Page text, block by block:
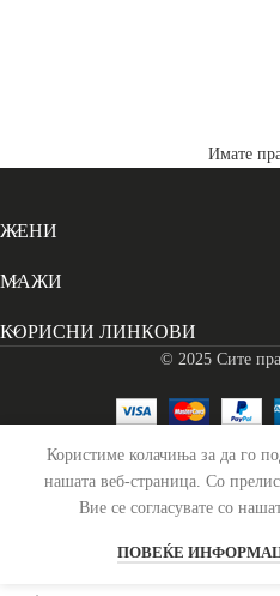
Имате
ЖЕНИ
МАЖИ
КОРИСНИ ЛИНКОВИ
© 2025 Сите
Користиме колачиња за да го
нашата веб-страница. Со
Вие се согласувате со
ПОВЕЌЕ
Патна Торба Кожна Lorenzo